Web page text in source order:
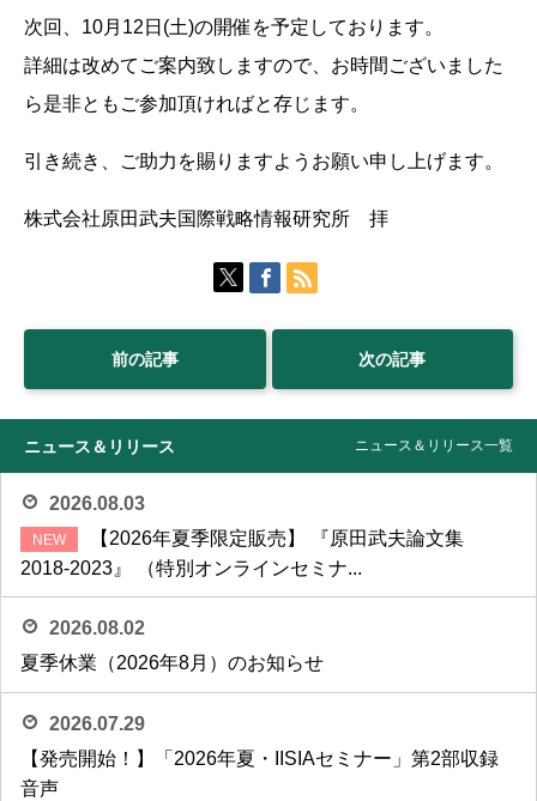
次回、10月12日(土)の開催を予定しております。
詳細は改めてご案内致しますので、お時間ございました
ら是非ともご参加頂ければと存じます。
引き続き、ご助力を賜りますようお願い申し上げます。
株式会社原田武夫国際戦略情報研究所 拝
前の記事 次の記事
ニュース＆リリース ニュース＆リリース一覧
2026.08.03
【2026年夏季限定販売】 『原田武夫論文集
2018-2023』 （特別オンラインセミナ...
2026.08.02
夏季休業（2026年8月）のお知らせ
2026.07.29
【発売開始！】「2026年夏・IISIAセミナー」第2部収録
音声